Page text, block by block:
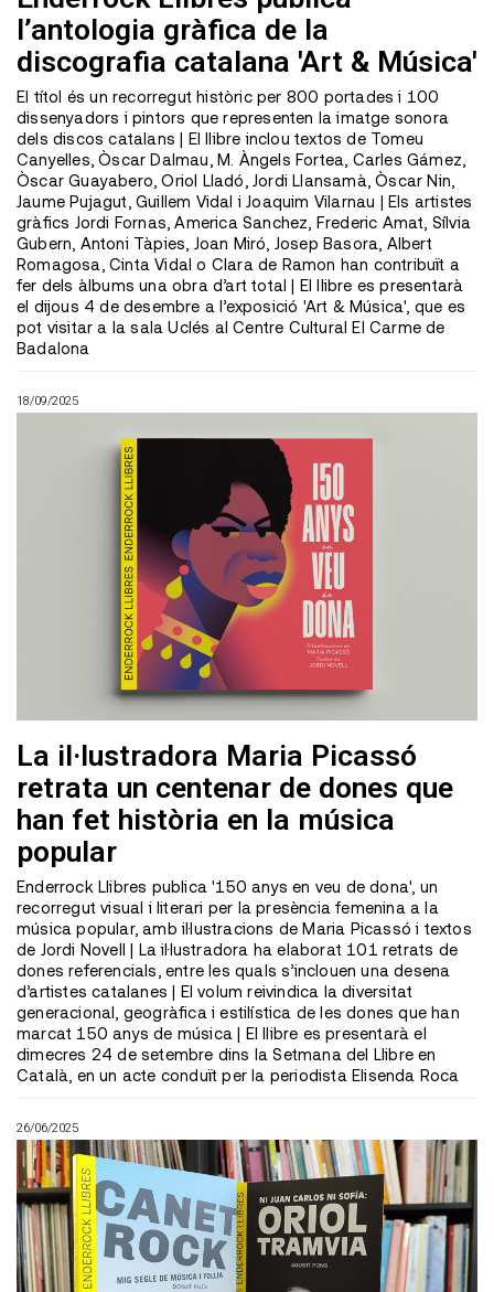
l’antologia gràfica de la
discografia catalana 'Art & Música'
El títol és un recorregut històric per 800 portades i 100
dissenyadors i pintors que representen la imatge sonora
dels discos catalans | El llibre inclou textos de Tomeu
Canyelles, Òscar Dalmau, M. Àngels Fortea, Carles Gámez,
Òscar Guayabero, Oriol Lladó, Jordi Llansamà, Òscar Nin,
Jaume Pujagut, Guillem Vidal i Joaquim Vilarnau | Els artistes
gràfics Jordi Fornas, America Sanchez, Frederic Amat, Sílvia
Gubern, Antoni Tàpies, Joan Miró, Josep Basora, Albert
Romagosa, Cinta Vidal o Clara de Ramon han contribuït a
fer dels àlbums una obra d’art total | El llibre es presentarà
el dijous 4 de desembre a l’exposició 'Art & Música', que es
pot visitar a la sala Uclés al Centre Cultural El Carme de
Badalona
18/09/2025
La il·lustradora Maria Picassó
retrata un centenar de dones que
han fet història en la música
popular
Enderrock Llibres publica '150 anys en veu de dona', un
recorregut visual i literari per la presència femenina a la
música popular, amb il·lustracions de Maria Picassó i textos
de Jordi Novell | La il·lustradora ha elaborat 101 retrats de
dones referencials, entre les quals s’inclouen una desena
d’artistes catalanes | El volum reivindica la diversitat
generacional, geogràfica i estilística de les dones que han
marcat 150 anys de música | El llibre es presentarà el
dimecres 24 de setembre dins la Setmana del Llibre en
Català, en un acte conduït per la periodista Elisenda Roca
26/06/2025